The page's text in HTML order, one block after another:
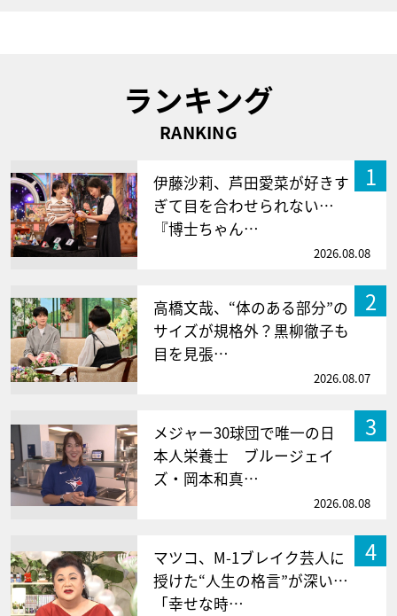
ランキング
RANKING
1
伊藤沙莉、芦田愛菜が好きす
ぎて目を合わせられない…
『博士ちゃん…
2026.08.08
2
高橋文哉、“体のある部分”の
サイズが規格外？黒柳徹子も
目を見張…
2026.08.07
3
メジャー30球団で唯一の日
本人栄養士 ブルージェイ
ズ・岡本和真…
2026.08.08
4
マツコ、M-1ブレイク芸人に
授けた“人生の格言”が深い…
「幸せな時…